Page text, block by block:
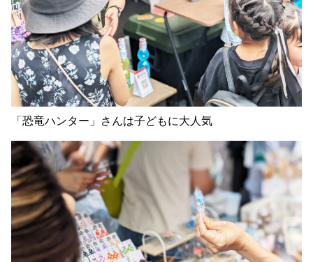
「恐竜ハンター」さんは子どもに大人気